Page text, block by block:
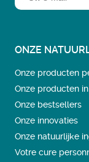
ONZE
Onze producten
Onze producten
Onze bestsellers
Onze innovaties
Onze natuurlijke
Votre cure